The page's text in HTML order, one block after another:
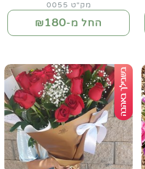
מק"ט 0055
החל מ-₪180